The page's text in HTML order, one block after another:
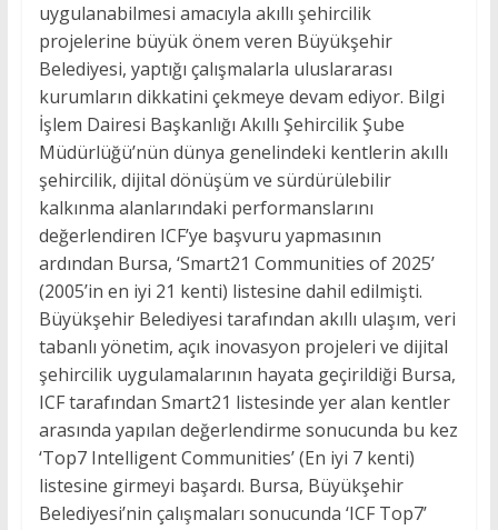
uygulanabilmesi amacıyla akıllı şehircilik
projelerine büyük önem veren Büyükşehir
Belediyesi, yaptığı çalışmalarla uluslararası
kurumların dikkatini çekmeye devam ediyor. Bilgi
İşlem Dairesi Başkanlığı Akıllı Şehircilik Şube
Müdürlüğü’nün dünya genelindeki kentlerin akıllı
şehircilik, dijital dönüşüm ve sürdürülebilir
kalkınma alanlarındaki performanslarını
değerlendiren ICF’ye başvuru yapmasının
ardından Bursa, ‘Smart21 Communities of 2025’
(2005’in en iyi 21 kenti) listesine dahil edilmişti.
Büyükşehir Belediyesi tarafından akıllı ulaşım, veri
tabanlı yönetim, açık inovasyon projeleri ve dijital
şehircilik uygulamalarının hayata geçirildiği Bursa,
ICF tarafından Smart21 listesinde yer alan kentler
arasında yapılan değerlendirme sonucunda bu kez
‘Top7 Intelligent Communities’ (En iyi 7 kenti)
listesine girmeyi başardı. Bursa, Büyükşehir
Belediyesi’nin çalışmaları sonucunda ‘ICF Top7’